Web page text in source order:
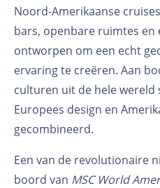
Noord-Amerikaanse
bars, openbare ruimtes en
ontworpen om een echt
ervaring te creëren. Aan
culturen uit de hele wereld
Europees design en
gecombineerd.
Een van de revolutionaire
boord van MSC World